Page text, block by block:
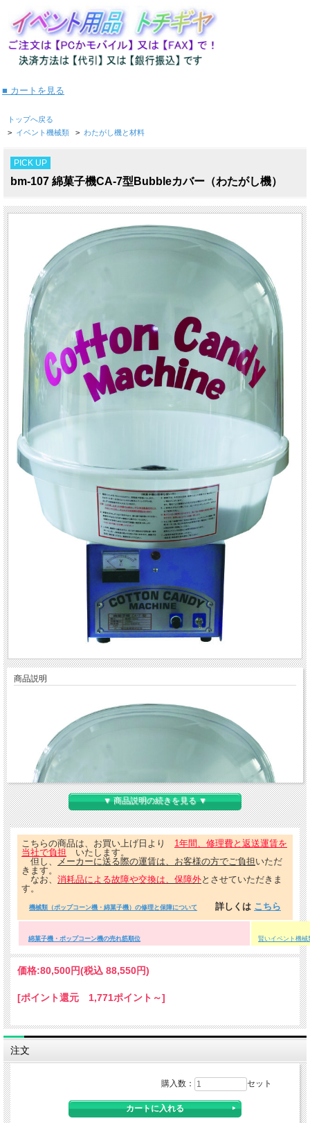
■ カートを見る
トップへ戻る
> イベント機械類 > わたがし機と材料
PICK UP
bm-107 綿菓子機CA-7型Bubbleカバー（わたがし機）
商品説明
▼ 商品説明の続きを見る ▼
こちらの商品は、お買い上げ日より 1年間、修理費と返送運賃を
当社で負担 いたします。
但し、
メーカーに送る際の運賃は、お客様の方でご負担いただ
きます。
なお、 消耗品による故障や交換は、保障外とさせていただきま
す。
機械類（ポップコーン機・綿菓子機）の修理と保障について 詳しくは こちら
綿菓子機・ポップコーン機の売れ筋順位 賢いイベント機械
価格:80,500円(税込 88,550円)
[ポイント還元 1,771ポイント～]
注文
購入数： セット